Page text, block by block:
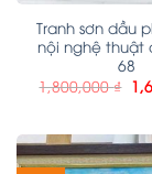
Tranh sơn dầu
nội nghệ thuật
68
1,800,000₫